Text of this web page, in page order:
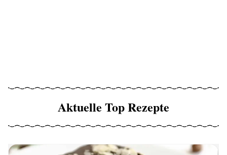
Aktuelle Top Rezepte